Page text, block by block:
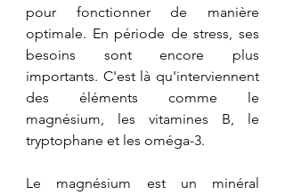
pour fonctionner de manière
optimale. En période de stress, ses
besoins sont encore plus
importants. C'est là qu'interviennent
des éléments comme le
magnésium, les vitamines B, le
tryptophane et les oméga-3.
Le magnésium est un minéral